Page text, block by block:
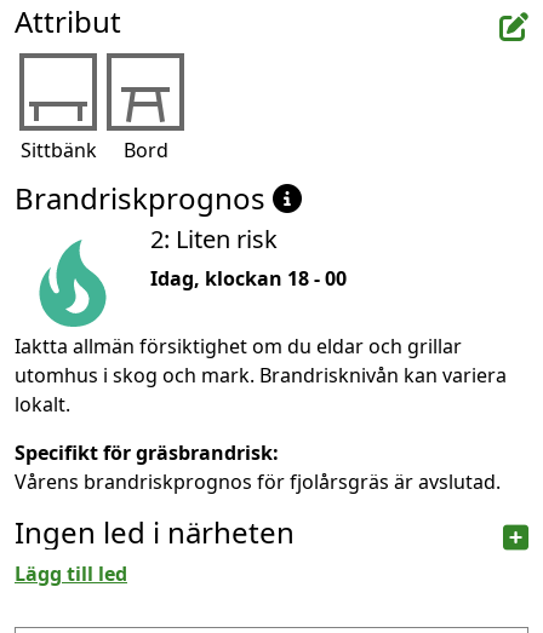
Attribut
Sittbänk Bord
Brandriskprognos
2: Liten risk
Idag, klockan 18 - 00
Iaktta allmän försiktighet om du eldar och grillar
utomhus i skog och mark. Brandrisknivån kan variera
lokalt.
Specifikt för gräsbrandrisk:
Vårens brandriskprognos för fjolårsgräs är avslutad.
Ingen led i närheten
Lägg till led